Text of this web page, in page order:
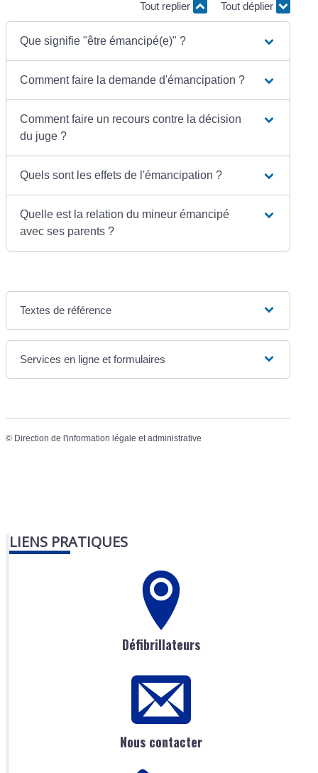
Tout replier Tout déplier
Que signifie "être émancipé(e)" ?
Comment faire la demande d'émancipation ?
Comment faire un recours contre la décision
du juge ?
Quels sont les effets de l'émancipation ?
Quelle est la relation du mineur émancipé
avec ses parents ?
Textes de référence
Services en ligne et formulaires
© Direction de l'information légale et administrative
LIENS PRATIQUES
Défibrillateurs
Nous contacter